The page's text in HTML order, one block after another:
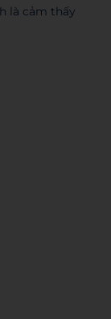
là cảm thấy